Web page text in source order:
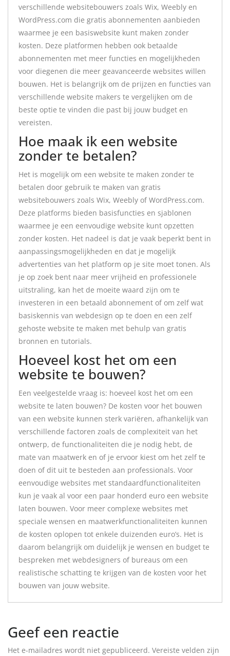
verschillende websitebouwers zoals Wix, Weebly en
WordPress.com die gratis abonnementen aanbieden
waarmee je een basiswebsite kunt maken zonder
kosten. Deze platformen hebben ook betaalde
abonnementen met meer functies en mogelijkheden
voor diegenen die meer geavanceerde websites willen
bouwen. Het is belangrijk om de prijzen en functies van
verschillende website makers te vergelijken om de
beste optie te vinden die past bij jouw budget en
vereisten.
Hoe maak ik een website
zonder te betalen?
Het is mogelijk om een website te maken zonder te
betalen door gebruik te maken van gratis
websitebouwers zoals Wix, Weebly of WordPress.com.
Deze platforms bieden basisfuncties en sjablonen
waarmee je een eenvoudige website kunt opzetten
zonder kosten. Het nadeel is dat je vaak beperkt bent in
aanpassingsmogelijkheden en dat je mogelijk
advertenties van het platform op je site moet tonen. Als
je op zoek bent naar meer vrijheid en professionele
uitstraling, kan het de moeite waard zijn om te
investeren in een betaald abonnement of om zelf wat
basiskennis van webdesign op te doen en een zelf
gehoste website te maken met behulp van gratis
bronnen en tutorials.
Hoeveel kost het om een
website te bouwen?
Een veelgestelde vraag is: hoeveel kost het om een
website te laten bouwen? De kosten voor het bouwen
van een website kunnen sterk variëren, afhankelijk van
verschillende factoren zoals de complexiteit van het
ontwerp, de functionaliteiten die je nodig hebt, de
mate van maatwerk en of je ervoor kiest om het zelf te
doen of dit uit te besteden aan professionals. Voor
eenvoudige websites met standaardfunctionaliteiten
kun je vaak al voor een paar honderd euro een website
laten bouwen. Voor meer complexe websites met
speciale wensen en maatwerkfunctionaliteiten kunnen
de kosten oplopen tot enkele duizenden euro’s. Het is
daarom belangrijk om duidelijk je wensen en budget te
bespreken met webdesigners of bureaus om een
realistische schatting te krijgen van de kosten voor het
bouwen van jouw website.
Geef een reactie
Het e-mailadres wordt niet gepubliceerd. Vereiste velden zijn